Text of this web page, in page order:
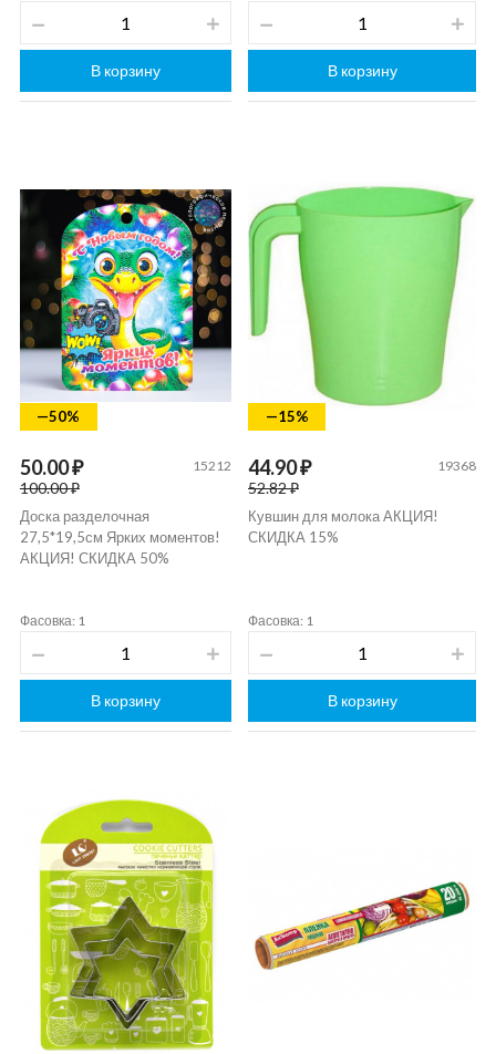
В корзину В корзину
—50%
50.00 ₽
100.00 ₽
15212
Доска разделочная
27,5*19,5см Ярких моментов!
АКЦИЯ! СКИДКА 50%
Фасовка: 1
В корзину
—15%
44.90 ₽
52.82 ₽
19368
Кувшин для молока АКЦИЯ!
СКИДКА 15%
Фасовка: 1
В корзину